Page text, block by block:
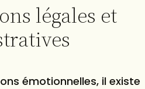
légales et
émotionnelles, il existe